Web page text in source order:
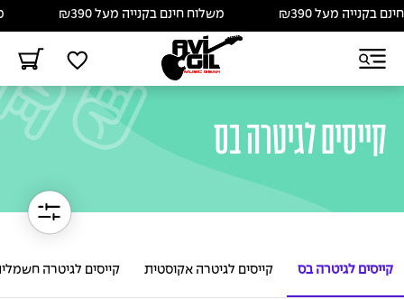
בקנייה מעל ₪390 משלוח חינם בקנייה מעל ₪390
קייסים לגיטרה בס
קייסים לגיטרה בס קייסים לגיטרה אקוסטית קייסים לגיטרה